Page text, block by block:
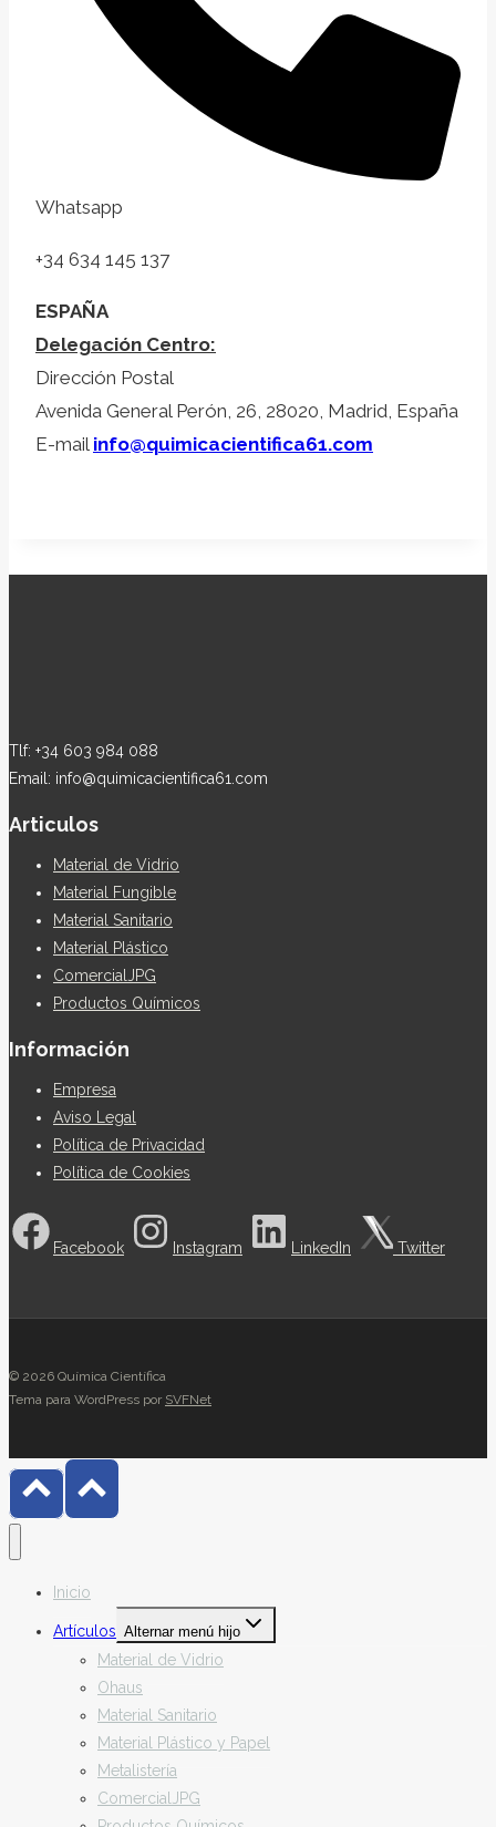
Whatsapp
+34 634 145 137
ESPAÑA
Delegación Centro:
Dirección Postal
Avenida General Perón, 26, 28020, Madrid, España
E-mail info@quimicacientifica61.com
Tlf: +34 603 984 088
Email: info@quimicacientifica61.com
Articulos
Material de Vidrio
Material Fungible
Material Sanitario
Material Plástico
ComercialJPG
Productos Químicos
Información
Empresa
Aviso Legal
Política de Privacidad
Política de Cookies
Facebook Instagram LinkedIn Twitter
© 2026 Química Científica
Tema para WordPress por SVFNet
Inicio
Artículos Alternar menú hijo
Material de Vidrio
Ohaus
Material Sanitario
Material Plástico y Papel
Metalistería
ComercialJPG